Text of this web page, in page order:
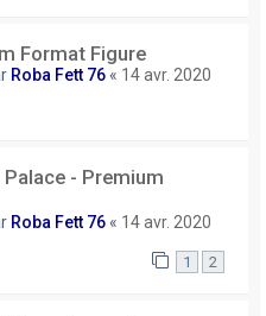
Format Figure
Roba Fett 76 « 14 avr. 2020
- Premium
Roba Fett 76 « 14 avr. 2020
1 2